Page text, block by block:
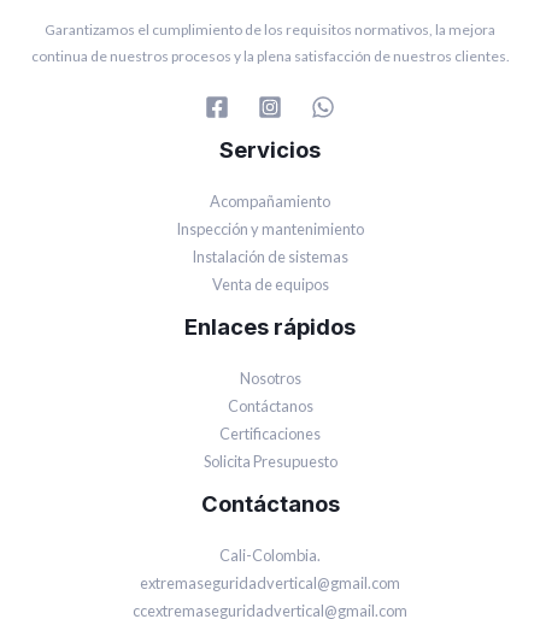
Garantizamos el cumplimiento de los requisitos normativos, la mejora
continua de nuestros procesos y la plena satisfacción de nuestros clientes.
Servicios
Acompañamiento
Inspección y mantenimiento
Instalación de sistemas
Venta de equipos
Enlaces rápidos
Nosotros
Contáctanos
Certificaciones
Solicita Presupuesto
Contáctanos
Cali-Colombia.
extremaseguridadvertical@gmail.com
ccextremaseguridadvertical@gmail.com